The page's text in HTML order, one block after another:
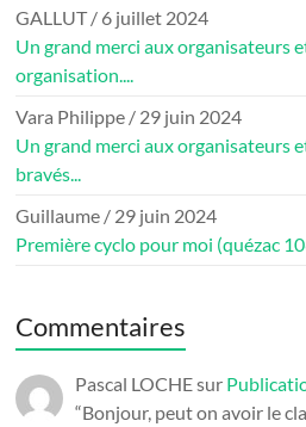
GALLUT/ 6 juillet 2024
Un grand merci aux organisateurs
organisation....
Vara Philippe / 29 juin 2024
Un grand merci aux organisateurs
bravés...
Guillaume / 29 juin 2024
Première cyclo pour moi (quézac
Commentaires
Pascal LOCHEsur
“Bonjour, peut on avoir le